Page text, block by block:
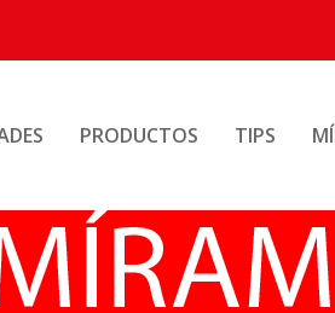
PRODUCTOS TIPS